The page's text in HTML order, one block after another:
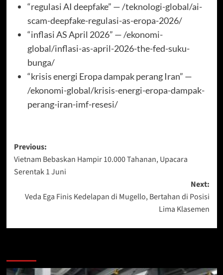
“regulasi AI deepfake” — /teknologi-global/ai-
scam-deepfake-regulasi-as-eropa-2026/
“inflasi AS April 2026” — /ekonomi-
global/inflasi-as-april-2026-the-fed-suku-
bunga/
“krisis energi Eropa dampak perang Iran” —
/ekonomi-global/krisis-energi-eropa-dampak-
perang-iran-imf-resesi/
Post
navigation
Previous:
Vietnam Bebaskan Hampir 10.000 Tahanan, Upacara
Serentak 1 Juni
Next:
Veda Ega Finis Kedelapan di Mugello, Bertahan di Posisi
Lima Klasemen